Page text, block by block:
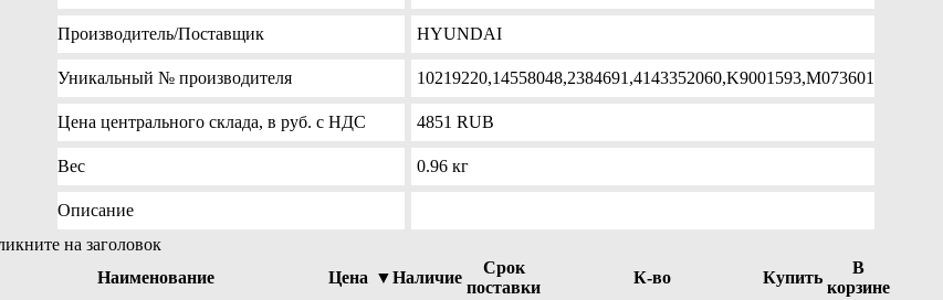
Производитель/Поставщик HYUNDAI
Уникальный № производителя 10219220,14558048,2384691,4143352060,K9001593,M073601
Цена центрального склада, в руб. с НДС 4851 RUB
Вес 0.96 кг
Описание
на заголовок
Наименование Цена ▼Наличие
Срок
поставки
К-во Купить
В
корзине